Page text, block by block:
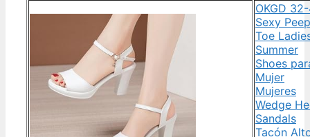
OKGD
Sexy Peep
Toe
Summer
Shoes
Mujer
Mujeres
Wedge
Sandals
Tacón